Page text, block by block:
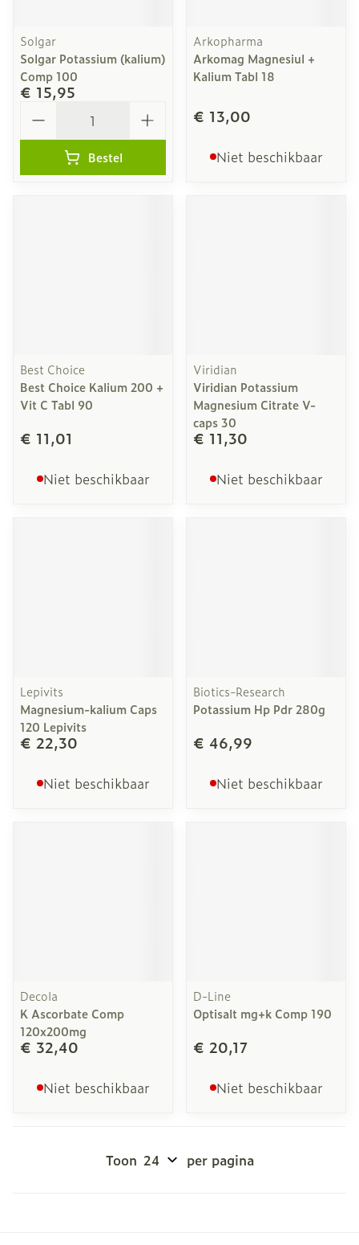
Solgar
Solgar Potassium (kalium)
Comp 100
€ 15,95
Bestel
Arkopharma
Arkomag Magnesiul +
Kalium Tabl 18
€ 13,00
Niet beschikbaar
Best Choice
Best Choice Kalium 200 +
Vit C Tabl 90
€ 11,01
Niet beschikbaar
Viridian
Viridian Potassium
Magnesium Citrate V-
caps 30
€ 11,30
Niet beschikbaar
Lepivits
Magnesium-kalium Caps
120 Lepivits
€ 22,30
Niet beschikbaar
Biotics-Research
Potassium Hp Pdr 280g
€ 46,99
Niet beschikbaar
Decola
K Ascorbate Comp
120x200mg
€ 32,40
Niet beschikbaar
D-Line
Optisalt mg+k Comp 190
€ 20,17
Niet beschikbaar
Toon per pagina